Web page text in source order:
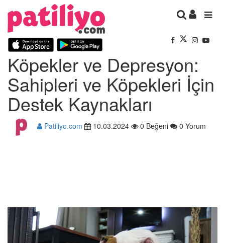
Köpekler ve Depresyon:
Sahipleri ve Köpekleri İçin
Destek Kaynakları
Patiliyo.com 10.03.2024 0 Beğeni 0 Yorum